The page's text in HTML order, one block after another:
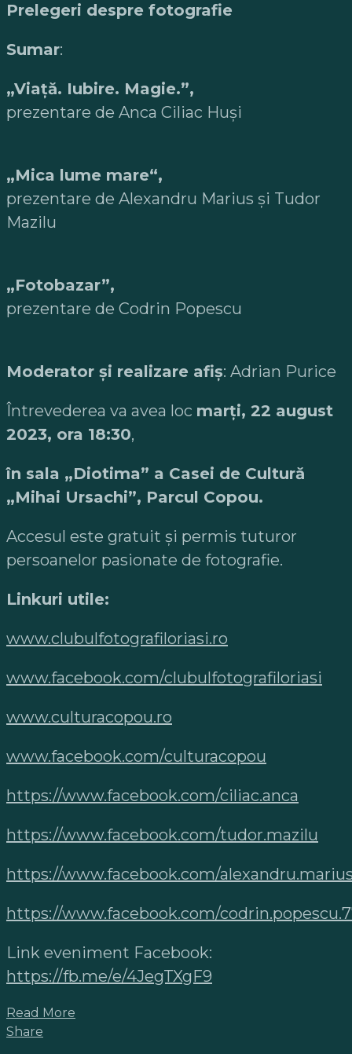
Prelegeri despre fotografie
Sumar:
„Viață. Iubire. Magie.”,
prezentare de Anca Ciliac Huși
„Mica lume mare“,
prezentare de Alexandru Marius și Tudor
Mazilu
„Fotobazar”,
prezentare de Codrin Popescu
Moderator și realizare afiș: Adrian Purice
Întrevederea va avea loc marți, 22 august
2023, ora 18:30,
în sala „Diotima” a Casei de Cultură
„Mihai Ursachi”, Parcul Copou.
Accesul este gratuit şi permis tuturor
persoanelor pasionate de fotografie.
Linkuri utile:
www.clubulfotografiloriasi.ro
www.facebook.com/clubulfotografiloriasi
www.culturacopou.ro
www.facebook.com/culturacopou
https://www.facebook.com/ciliac.anca
https://www.facebook.com/tudor.mazilu
https://www.facebook.com/
https://www.facebook.com/
Link eveniment Facebook:
https://fb.me/e/4JegTXgF9
Read More
Share